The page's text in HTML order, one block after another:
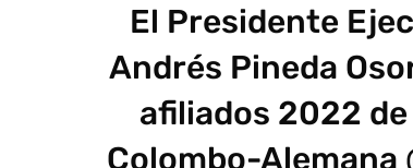
El Presidente
Andrés Pineda
afiliados 2022
Colombo-Alemana